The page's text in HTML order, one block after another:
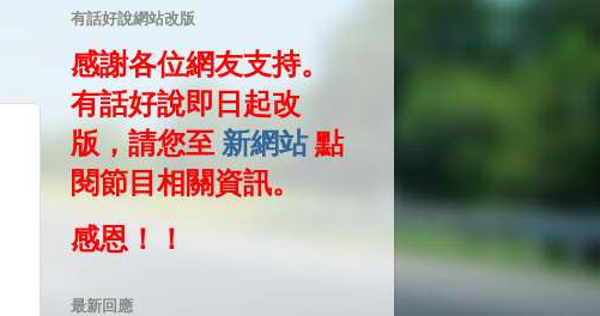
有話好說網站改版
感謝各位網友支持。
有話好說即日起改
版，請您至 新網站點
閱節目相關資訊。
感恩！！
最新回應